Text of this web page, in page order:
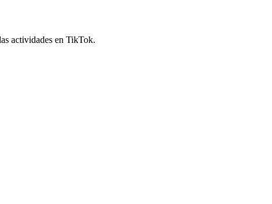
actividades en TikTok.